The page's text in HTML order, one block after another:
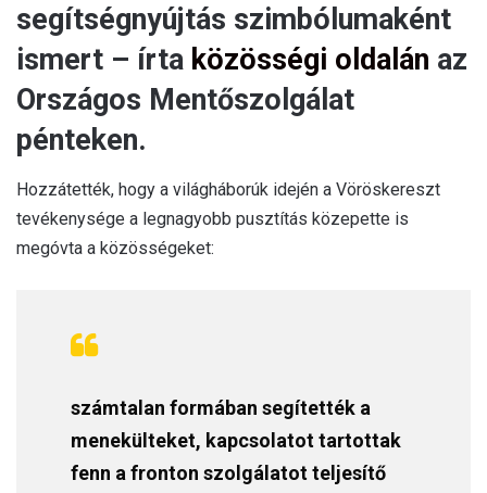
segítségnyújtás szimbólumaként
ismert – írta közösségi oldalán az
Országos Mentőszolgálat
pénteken.
Hozzátették, hogy a világháborúk idején a Vöröskereszt
tevékenysége a legnagyobb pusztítás közepette is
megóvta a közösségeket:
számtalan formában segítették a
menekülteket, kapcsolatot tartottak
fenn a fronton szolgálatot teljesítő